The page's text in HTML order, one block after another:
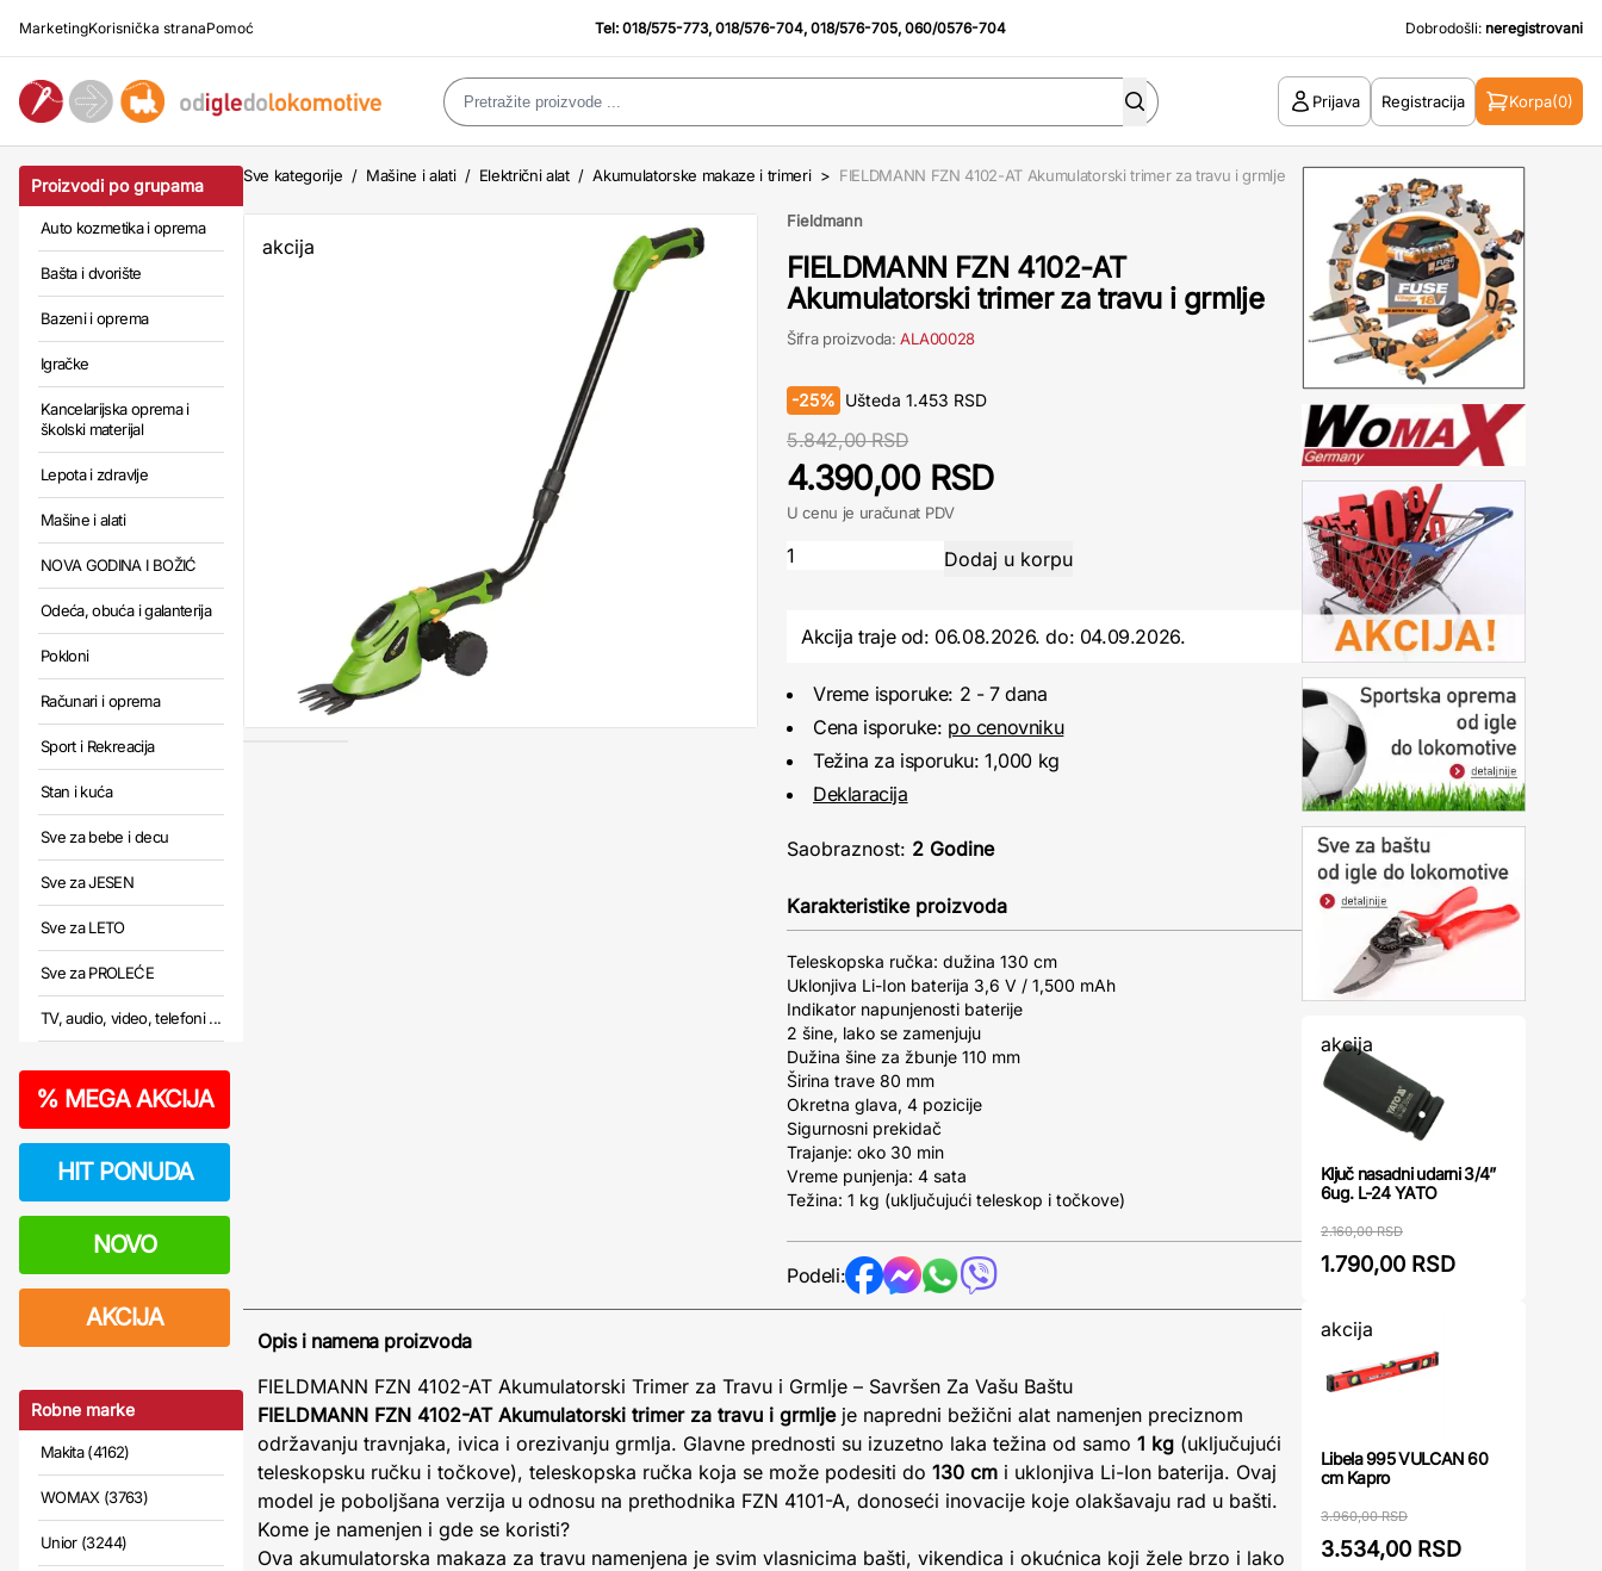
MarketingKorisnička stranaPomoć Tel:018/575-773,018/576-704,018/576-705,060/0576-704 Dobrodošli: neregistrovani
Prijava Registracija Korpa(0)
Proizvodi po grupama
Auto kozmetika i oprema
Bašta i dvorište
Bazeni i oprema
Igračke
Kancelarijska oprema i
školski materijal
Lepota i zdravlje
Mašine i alati
NOVA GODINA I BOŽIĆ
Odeća, obuća i galanterija
Pokloni
Računari i oprema
Sport i Rekreacija
Stan i kuća
Sve za bebe i decu
Sve za JESEN
Sve za LETO
Sve za PROLEĆE
TV, audio, video, telefoni ...
% MEGA AKCIJA
HIT PONUDA
NOVO
AKCIJA
Robne marke
Makita (4162)
WOMAX (3763)
Unior (3244)
Sve kategorije / Mašine i alati / Električni alat / Akumulatorske makaze i trimeri > FIELDMANN FZN 4102-AT Akumulatorski trimer za travu i grmlje
akcija
Fieldmann
FIELDMANN FZN 4102-AT
Akumulatorski trimer za travu i grmlje
Šifra proizvoda:ALA00028
-25% Ušteda 1.453 RSD
5.842,00 RSD
4.390,00 RSD
U cenu je uračunat PDV
Akcija traje od: 06.08.2026.do: 04.09.2026.
Vreme isporuke: 2 - 7 dana
Cena isporuke: po cenovniku
Težina za isporuku: 1,000 kg
Deklaracija
Saobraznost: 2 Godine
Karakteristike proizvoda
Teleskopska ručka: dužina 130 cm
Uklonjiva Li-Ion baterija 3,6 V / 1,500 mAh
Indikator napunjenosti baterije
2 šine, lako se zamenjuju
Dužina šine za žbunje 110 mm
Širina trave 80 mm
Okretna glava, 4 pozicije
Sigurnosni prekidač
Trajanje: oko 30 min
Vreme punjenja: 4 sata
Težina: 1 kg (uključujući teleskop i točkove)
Podeli:
Opis i namena proizvoda
FIELDMANN FZN 4102-AT Akumulatorski Trimer za Travu i Grmlje – Savršen Za Vašu Baštu
FIELDMANN FZN 4102-AT Akumulatorski trimer za travu i grmljeje napredni bežični alat namenjen preciznom
održavanju travnjaka, ivica i orezivanju grmlja. Glavne prednosti su izuzetno laka težina od samo 1 kg (uključujući
teleskopsku ručku i točkove), teleskopska ručka koja se može podesiti do 130 cm i uklonjiva Li-Ion baterija. Ovaj
model je poboljšana verzija u odnosu na prethodnika FZN 4101-A, donoseći inovacije koje olakšavaju rad u bašti.
Kome je namenjen i gde se koristi?
Ova akumulatorska makaza za travu namenjena je svim vlasnicima bašti, vikendica i okućnica koji žele brzo i lako
akcija
Ključ nasadni udarni 3/4”
6ug. L-24 YATO
2.160,00 RSD
1.790,00 RSD
akcija
Libela 995 VULCAN 60
cm Kapro
3.960,00 RSD
3.534,00 RSD